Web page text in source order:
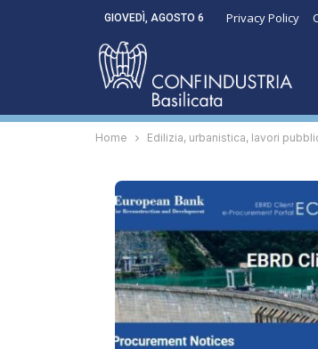
GIOVEDÌ, AGOSTO 6 Privacy Policy
Home Edilizia, urbanistica, lavori